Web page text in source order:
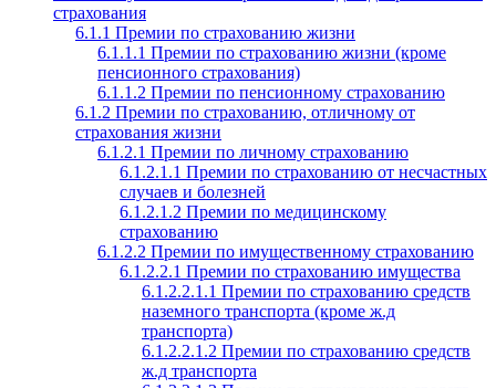
страхования
6.1.1 Премии по страхованию жизни
6.1.1.1 Премии по страхованию жизни (кроме
пенсионного страхования)
6.1.1.2 Премии по пенсионному страхованию
6.1.2 Премии по страхованию, отличному от
страхования жизни
6.1.2.1 Премии по личному страхованию
6.1.2.1.1 Премии по страхованию от несчастных
случаев и болезней
6.1.2.1.2 Премии по медицинскому
страхованию
6.1.2.2 Премии по имущественному страхованию
6.1.2.2.1 Премии по страхованию имущества
6.1.2.2.1.1 Премии по страхованию средств
наземного транспорта (кроме ж.д
транспорта)
6.1.2.2.1.2 Премии по страхованию средств
ж.д транспорта